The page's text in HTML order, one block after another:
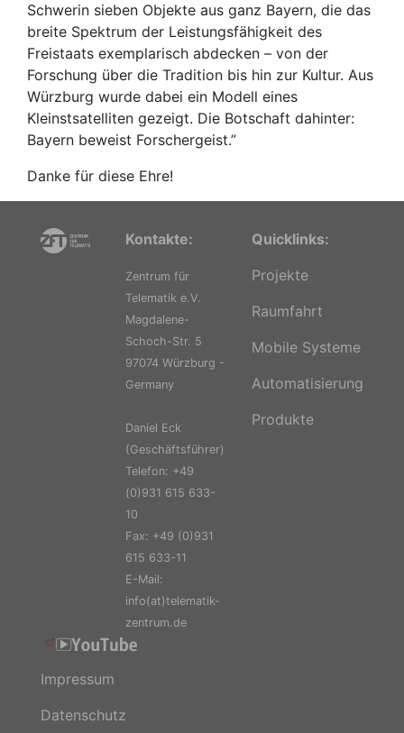
Schwerin sieben Objekte aus ganz Bayern, die das
breite Spektrum der Leistungsfähigkeit des
Freistaats exemplarisch abdecken – von der
Forschung über die Tradition bis hin zur Kultur. Aus
Würzburg wurde dabei ein Modell eines
Kleinstsatelliten gezeigt. Die Botschaft dahinter:
Bayern beweist Forschergeist.”
Danke für diese Ehre!
Kontakte:
Zentrum für
Telematik e.V.
Magdalene-
Schoch-Str. 5
97074 Würzburg -
Germany
Daniel Eck
(Geschäftsführer)
Telefon: +49
(0)931 615 633-
10
Fax: +49 (0)931
615 633-11
E-Mail:
info(at)telematik-
zentrum.de
Quicklinks:
Projekte
Raumfahrt
Mobile Systeme
Automatisierung
Produkte
Impressum
Datenschutz